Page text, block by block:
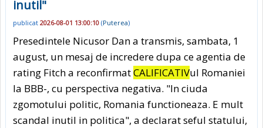
inutil"
publicat 2026-08-01 13:00:10 (Puterea)
Presedintele Nicusor Dan a transmis, sambata, 1
august, un mesaj de incredere dupa ce agentia de
rating Fitch a reconfirmatCALIFICATIVul Romaniei
la BBB-, cu perspectiva negativa. "In ciuda
zgomotului politic, Romania functioneaza. E mult
scandal inutil in politica", a declarat seful statului,